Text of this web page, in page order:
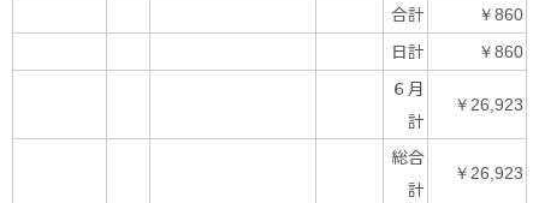
合計 ￥860
日計 ￥860
６月
計
￥26,923
総合
計
￥26,923